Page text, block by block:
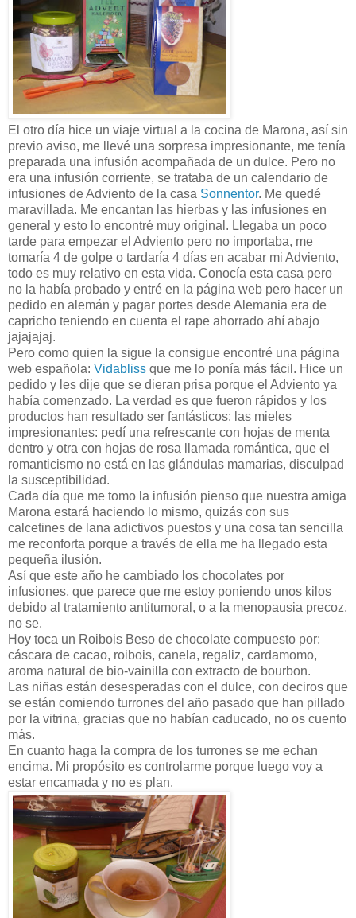
El otro día hice un viaje virtual a la cocina de Marona, así sin
previo aviso, me llevé una sorpresa impresionante, me tenía
preparada una infusión acompañada de un dulce. Pero no
era una infusión corriente, se trataba de un calendario de
infusiones de Adviento de la casa Sonnentor. Me quedé
maravillada. Me encantan las hierbas y las infusiones en
general y esto lo encontré muy original. Llegaba un poco
tarde para empezar el Adviento pero no importaba, me
tomaría 4 de golpe o tardaría 4 días en acabar mi Adviento,
todo es muy relativo en esta vida. Conocía esta casa pero
no la había probado y entré en la página web pero hacer un
pedido en alemán y pagar portes desde Alemania era de
capricho teniendo en cuenta el rape ahorrado ahí abajo
jajajajaj.
Pero como quien la sigue la consigue encontré una página
web española: Vidabliss que me lo ponía más fácil. Hice un
pedido y les dije que se dieran prisa porque el Adviento ya
había comenzado. La verdad es que fueron rápidos y los
productos han resultado ser fantásticos: las mieles
impresionantes: pedí una refrescante con hojas de menta
dentro y otra con hojas de rosa llamada romántica, que el
romanticismo no está en las glándulas mamarias, disculpad
la susceptibilidad.
Cada día que me tomo la infusión pienso que nuestra amiga
Marona estará haciendo lo mismo, quizás con sus
calcetines de lana adictivos puestos y una cosa tan sencilla
me reconforta porque a través de ella me ha llegado esta
pequeña ilusión.
Así que este año he cambiado los chocolates por
infusiones, que parece que me estoy poniendo unos kilos
debido al tratamiento antitumoral, o a la menopausia precoz,
no se.
Hoy toca un Roibois Beso de chocolate compuesto por:
cáscara de cacao, roibois, canela, regaliz, cardamomo,
aroma natural de bio-vainilla con extracto de bourbon.
Las niñas están desesperadas con el dulce, con deciros que
se están comiendo turrones del año pasado que han pillado
por la vitrina, gracias que no habían caducado, no os cuento
más.
En cuanto haga la compra de los turrones se me echan
encima. Mi propósito es controlarme porque luego voy a
estar encamada y no es plan.